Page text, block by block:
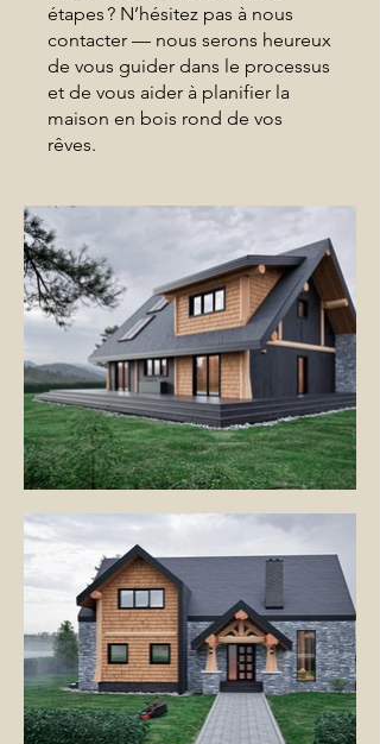
étapes ? N’hésitez pas à nous
contacter — nous serons heureux
de vous guider dans le processus
et de vous aider à planifier la
maison en bois rond de vos
rêves.